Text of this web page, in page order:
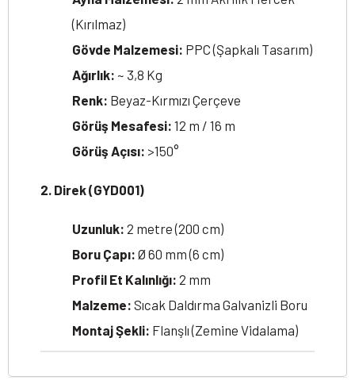
(Kırılmaz)
Gövde Malzemesi: PPC (Şapkalı Tasarım)
Ağırlık: ~ 3,8 Kg
Renk: Beyaz-Kırmızı Çerçeve
Görüş Mesafesi: 12 m / 16 m
Görüş Açısı: >150°
2. Direk (GYD001)
Uzunluk: 2 metre (200 cm)
Boru Çapı: Ø 60 mm (6 cm)
Profil Et Kalınlığı: 2 mm
Malzeme: Sıcak Daldırma Galvanizli Boru
Montaj Şekli: Flanşlı (Zemine Vidalama)